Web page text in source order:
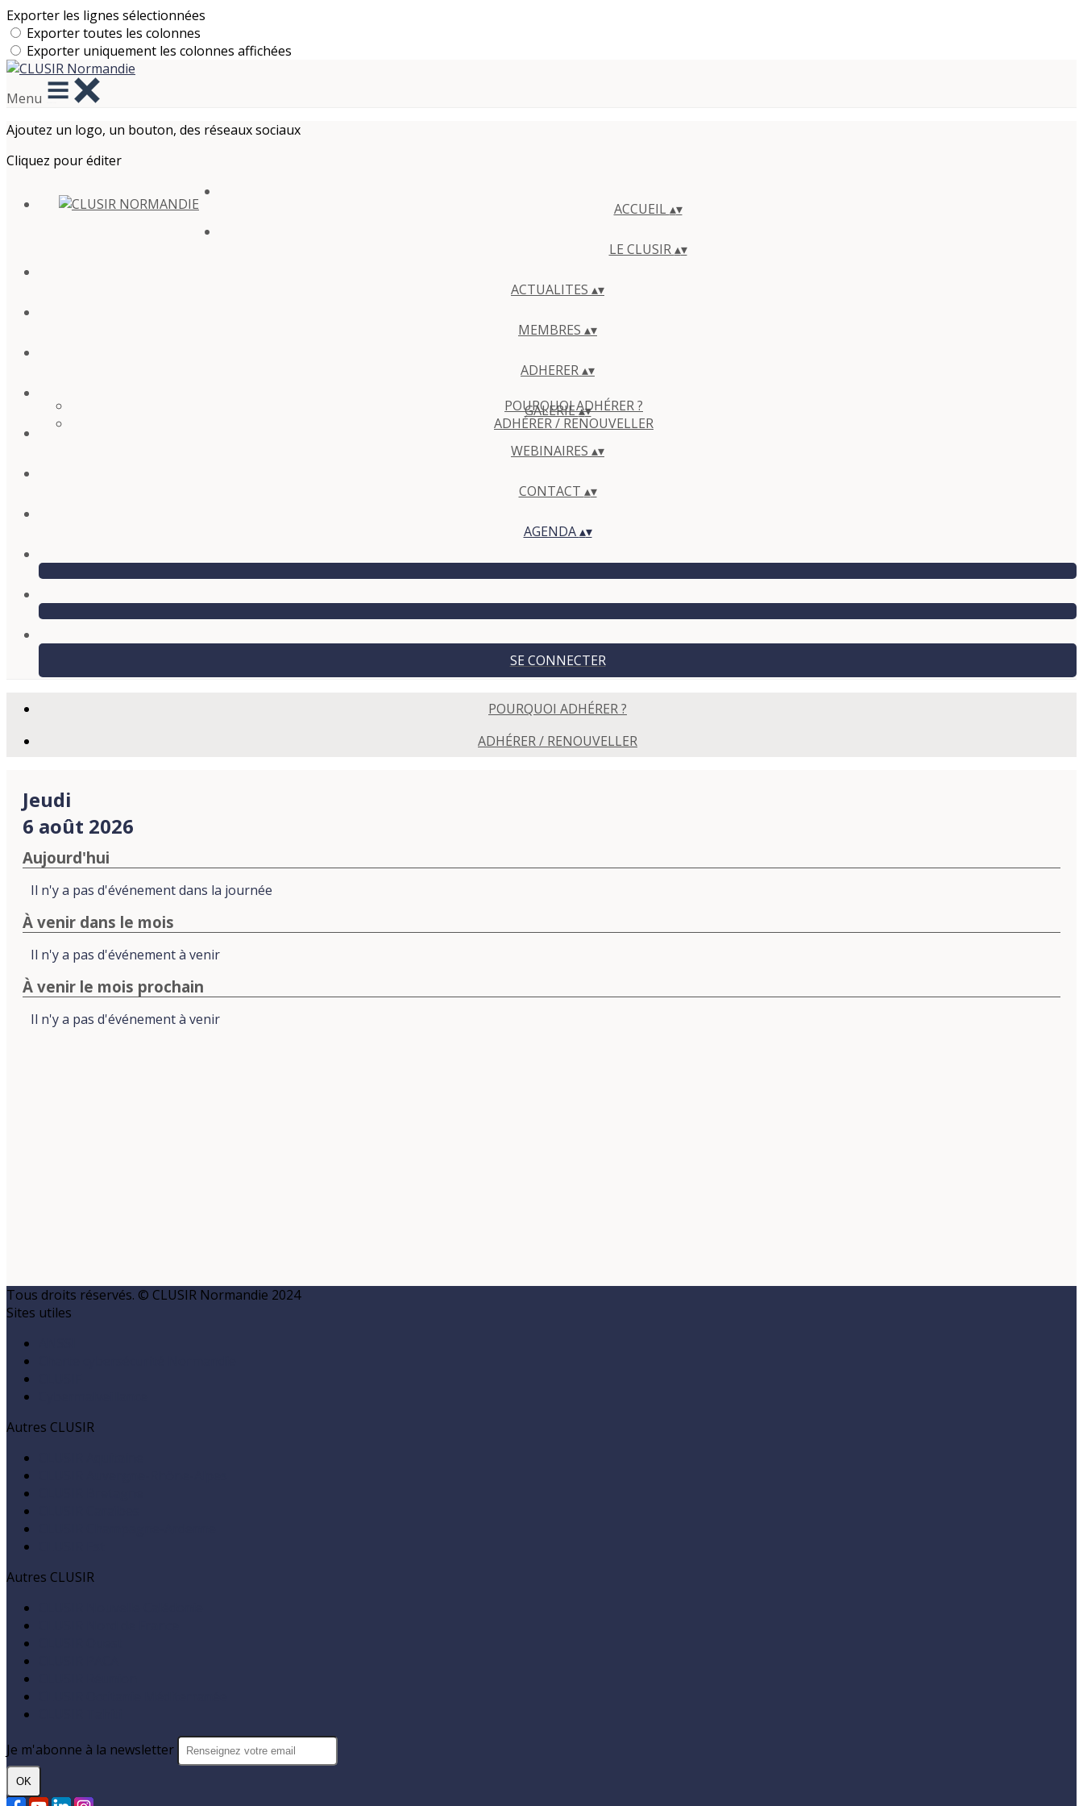
Exporter les lignes sélectionnées
Exporter toutes les colonnes
Exporter uniquement les colonnes affichées
Menu
Ajoutez un logo, un bouton, des réseaux sociaux
Cliquez pour éditer
ACCUEIL▴▾
LE CLUSIR▴▾
ACTUALITES ▴▾
MEMBRES ▴▾
ADHERER▴▾
POURQUOI ADHÉRER ?
ADHÉRER / RENOUVELLER
GALERIE▴▾
WEBINAIRES ▴▾
CONTACT ▴▾
AGENDA▴▾
SE CONNECTER
POURQUOI ADHÉRER ?
ADHÉRER / RENOUVELLER
Jeudi
6 août 2026
Aujourd'hui
Il n'y a pas d'événement dans la journée
À venir dans le mois
Il n'y a pas d'événement à venir
À venir le mois prochain
Il n'y a pas d'événement à venir
Tous droits réservés. © CLUSIR Normandie 2024
Sites utiles
Autres CLUSIR
Autres CLUSIR
Je m'abonne à la newsletter
OK